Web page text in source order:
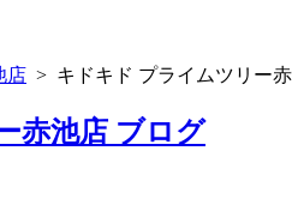
店 > キドキド プライムツリー
赤池店 ブログ